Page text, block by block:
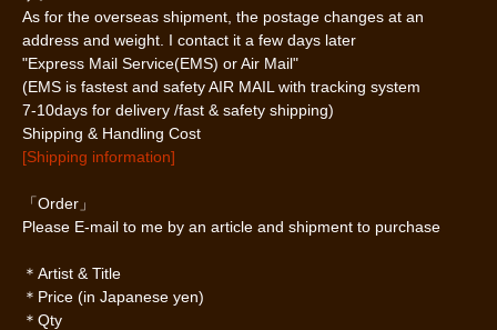
As for the overseas shipment, the postage changes at an
address and weight. I contact it a few days later
"Express Mail Service(EMS) or Air Mail"
(EMS is fastest and safety AIR MAIL with tracking system
7-10days for delivery /fast & safety shipping)
Shipping & Handling Cost
[Shipping information]
「Order」
Please E-mail to me by an article and shipment to purchase
＊Artist & Title
＊Price (in Japanese yen)
＊Qty